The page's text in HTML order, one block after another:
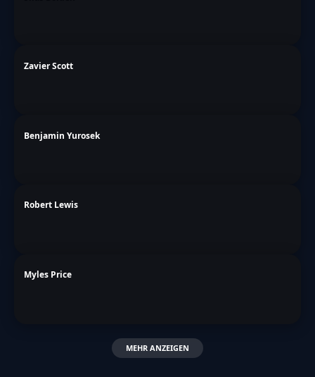
Zavier Scott
Benjamin Yurosek
Robert Lewis
Myles Price
MEHR ANZEIGEN